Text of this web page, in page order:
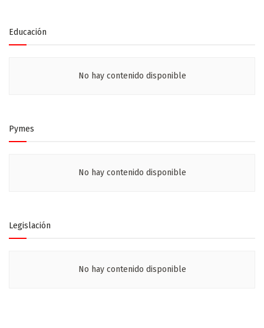
Educación
No hay contenido disponible
Pymes
No hay contenido disponible
Legislación
No hay contenido disponible